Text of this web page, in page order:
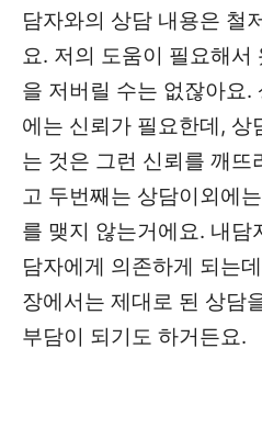
담자와의 상담 내용은 철
요. 저의 도움이 필요해서
을 저버릴 수는 없잖아요.
에는 신뢰가 필요한데, 상
는 것은 그런 신뢰를 깨뜨
고 두번째는 상담이외에
를 맺지 않는거에요. 내담
담자에게 의존하게 되는
장에서는 제대로 된 상담
부담이 되기도 하거든요.